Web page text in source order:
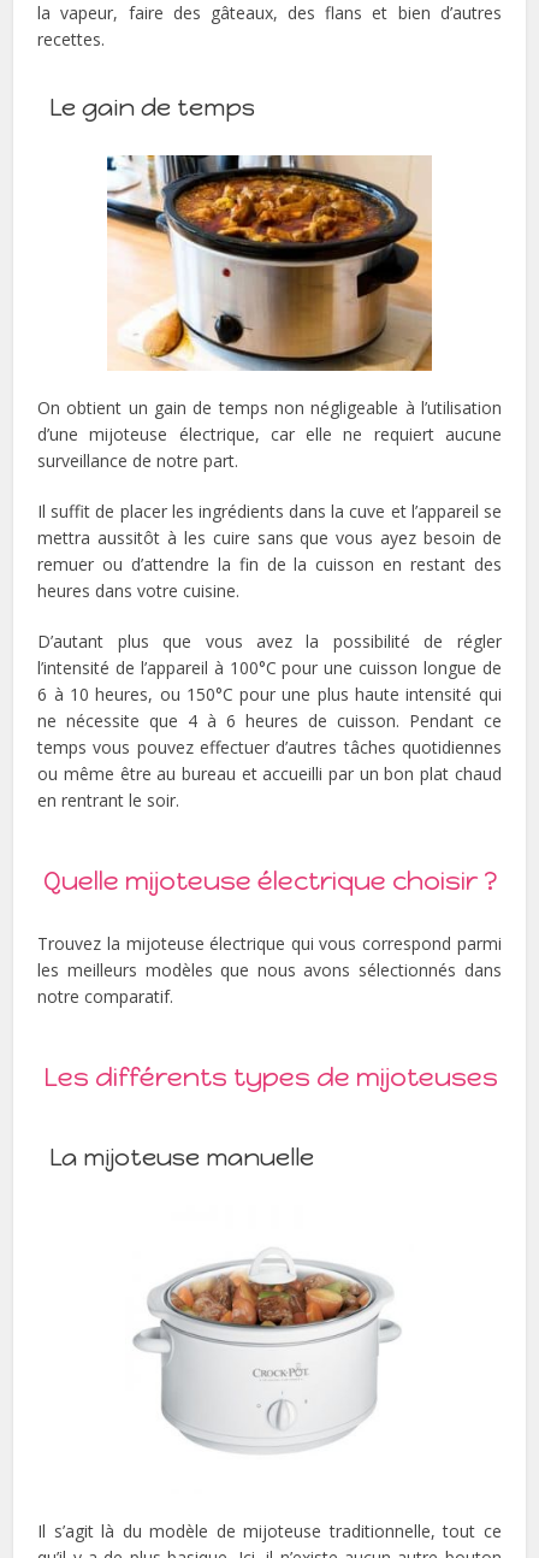
la vapeur, faire des gâteaux, des flans et bien d’autres
recettes.
Le gain de temps
On obtient un gain de temps non négligeable à l’utilisation
d’une mijoteuse électrique, car elle ne requiert aucune
surveillance de notre part.
Il suffit de placer les ingrédients dans la cuve et l’appareil se
mettra aussitôt à les cuire sans que vous ayez besoin de
remuer ou d’attendre la fin de la cuisson en restant des
heures dans votre cuisine.
D’autant plus que vous avez la possibilité de régler
l’intensité de l’appareil à 100°C pour une cuisson longue de
6 à 10 heures, ou 150°C pour une plus haute intensité qui
ne nécessite que 4 à 6 heures de cuisson. Pendant ce
temps vous pouvez effectuer d’autres tâches quotidiennes
ou même être au bureau et accueilli par un bon plat chaud
en rentrant le soir.
Quelle mijoteuse électrique choisir ?
Trouvez la mijoteuse électrique qui vous correspond parmi
les meilleurs modèles que nous avons sélectionnés dans
notre comparatif.
Les différents types de mijoteuses
La mijoteuse manuelle
Il s’agit là du modèle de mijoteuse traditionnelle, tout ce